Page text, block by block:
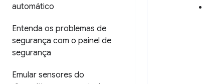
automático
Entenda os problemas de
segurança com o painel de
segurança
Emular sensores do